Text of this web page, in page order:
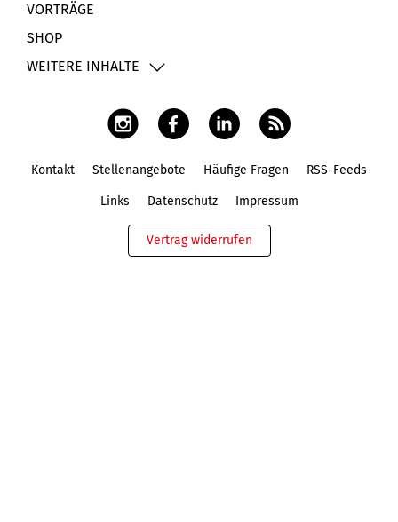
VORTRÄGE
SHOP
WEITERE INHALTE
Kontakt Stellenangebote Häufige Fragen RSS-Feeds
Links Datenschutz Impressum
Vertrag widerrufen